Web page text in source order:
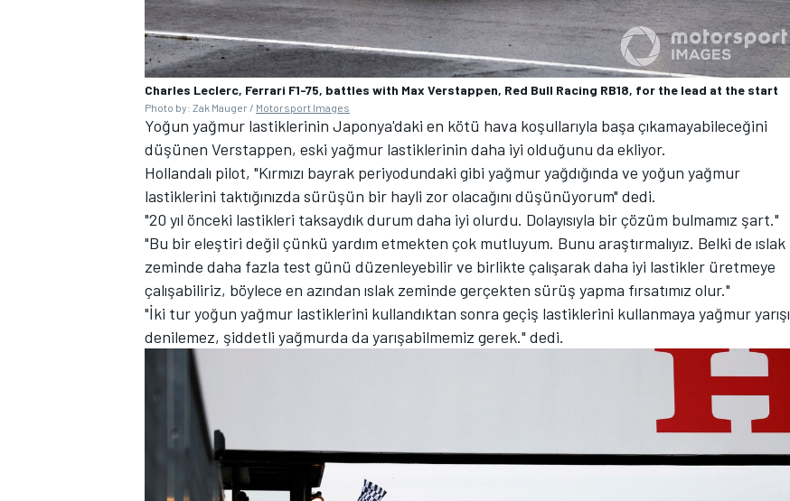
MOTOSİKLET
Charles Leclerc, Ferrari F1-75, battles with Max Verstappen, Red Bull Racing RB18, for the lead at the start
Photo by: Zak Mauger / Motorsport Images
Yoğun yağmur lastiklerinin Japonya'daki en kötü hava koşullarıyla başa çıkamayabileceğini
düşünen Verstappen, eski yağmur lastiklerinin daha iyi olduğunu da ekliyor.
Hollandalı pilot, "Kırmızı bayrak periyodundaki gibi yağmur yağdığında ve yoğun yağmur
lastiklerini taktığınızda sürüşün bir hayli zor olacağını düşünüyorum" dedi.
"20 yıl önceki lastikleri taksaydık durum daha iyi olurdu. Dolayısıyla bir çözüm bulmamız şart."
"Bu bir eleştiri değil çünkü yardım etmekten çok mutluyum. Bunu araştırmalıyız. Belki de ıslak
zeminde daha fazla test günü düzenleyebilir ve birlikte çalışarak daha iyi lastikler üretmeye
çalışabiliriz, böylece en azından ıslak zeminde gerçekten sürüş yapma fırsatımız olur."
"İki tur yoğun yağmur lastiklerini kullandıktan sonra geçiş lastiklerini kullanmaya yağmur yarışı
denilemez, şiddetli yağmurda da yarışabilmemiz gerek." dedi.